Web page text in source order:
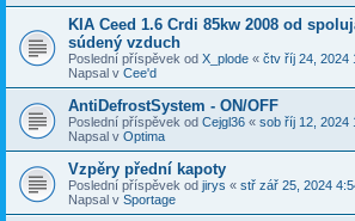
KIA Ceed 1.6 Crdi 85kw 2008 od
súdený vzduch
Poslední příspěvek od X_plode « čtv říj 24, 2024
Napsal v Cee'd
AntiDefrostSystem - ON/OFF
Poslední příspěvek od Cejgl36 « sob říj 12, 2024
Napsal v Optima
Vzpěry přední kapoty
Poslední příspěvek od jirys « stř zář 25, 2024
Napsal v Sportage